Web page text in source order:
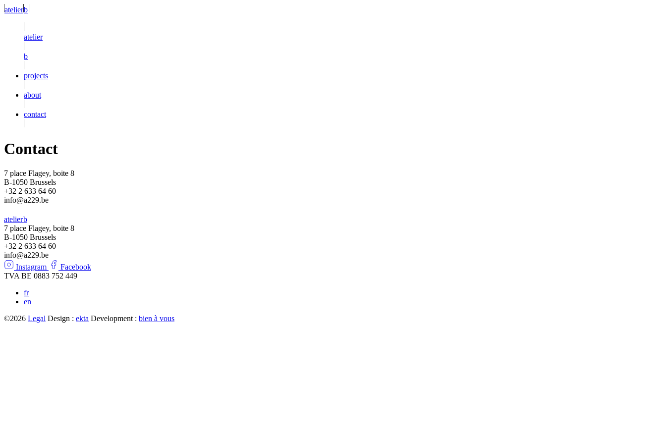
atelierb
atelier
b
projects
about
contact
Contact
7 place Flagey, boite 8
B-1050 Brussels
+32 2 633 64 60
info@a229.be
atelierb
7 place Flagey, boite 8
B-1050 Brussels
+32 2 633 64 60
info@a229.be
Instagram
Facebook
TVA BE 0883 752 449
fr
en
©2026 Legal Design : ekta Development : bien à vous